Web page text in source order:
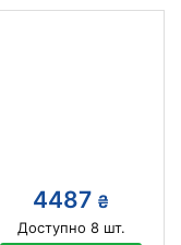
4487 ₴
Доступно 8шт.